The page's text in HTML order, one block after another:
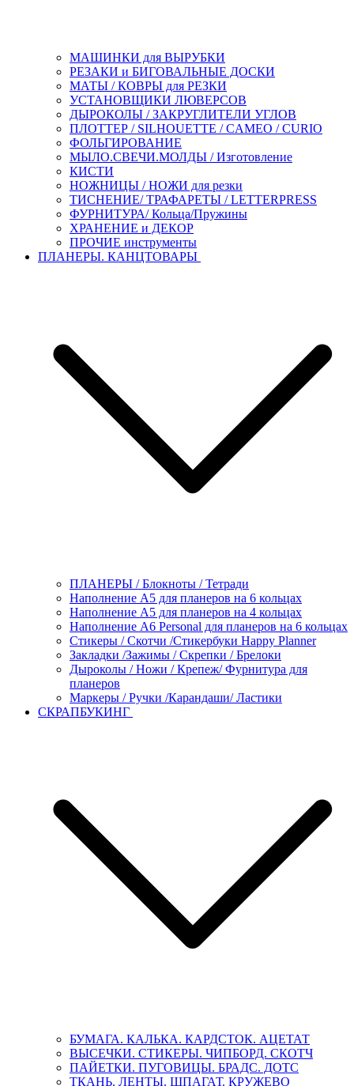
МАШИНКИ для ВЫРУБКИ
РЕЗАКИ и БИГОВАЛЬНЫЕ ДОСКИ
МАТЫ / КОВРЫ для РЕЗКИ
УСТАНОВЩИКИ ЛЮВЕРСОВ
ДЫРОКОЛЫ / ЗАКРУГЛИТЕЛИ УГЛОВ
ПЛОТТЕР / SILHOUETTE / CAMEO / CURIO
ФОЛЬГИРОВАНИЕ
МЫЛО.СВЕЧИ.МОЛДЫ / Изготовление
КИСТИ
НОЖНИЦЫ / НОЖИ для резки
ТИСНЕНИЕ/ ТРАФАРЕТЫ / LETTERPRESS
ФУРНИТУРА/ Кольца/Пружины
ХРАНЕНИЕ и ДЕКОР
ПРОЧИЕ инструменты
ПЛАНЕРЫ. КАНЦТОВАРЫ
ПЛАНЕРЫ / Блокноты / Тетради
Наполнение А5 для планеров на 6 кольцах
Наполнение А5 для планеров на 4 кольцах
Наполнение А6 Personal для планеров на 6 кольцах
Стикеры / Скотчи /Стикербуки Happy Planner
Закладки /Зажимы / Скрепки / Брелоки
Дыроколы / Ножи / Крепеж/ Фурнитура для
планеров
Маркеры / Ручки /Карандаши/ Ластики
СКРАПБУКИНГ
БУМАГА. КАЛЬКА. КАРДСТОК. АЦЕТАТ
ВЫСЕЧКИ. СТИКЕРЫ. ЧИПБОРД. СКОТЧ
ПАЙЕТКИ. ПУГОВИЦЫ. БРАДС. ДОТС
ТКАНЬ. ЛЕНТЫ. ШПАГАТ. КРУЖЕВО